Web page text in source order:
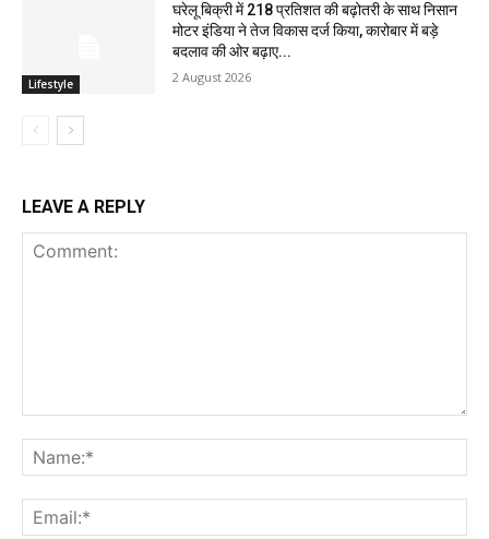
Lifestyle
घरेलू बिक्री में 218 प्रतिशत की बढ़ोतरी के साथ निसान
मोटर इंडिया ने तेज विकास दर्ज किया, कारोबार में बड़े
बदलाव की ओर बढ़ाए...
2 August 2026
LEAVE A REPLY